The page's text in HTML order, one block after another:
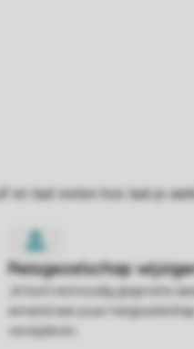
Je kunt eenvoudig gegevens
iemand aan jouw
verwijderen.